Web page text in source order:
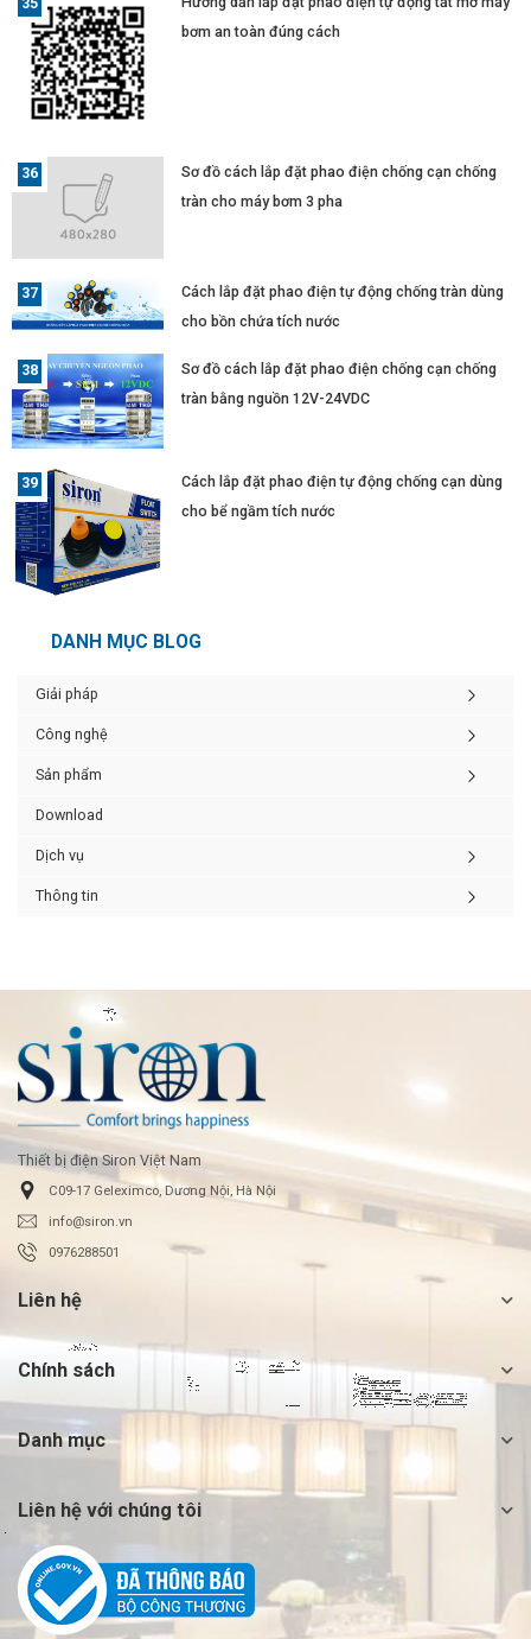
bơm an toàn đúng cách
Sơ đồ cách lắp đặt phao điện chống cạn chống
tràn cho máy bơm 3 pha
Cách lắp đặt phao điện tự động chống tràn dùng
cho bồn chứa tích nước
Sơ đồ cách lắp đặt phao điện chống cạn chống
tràn bằng nguồn 12V-24VDC
Cách lắp đặt phao điện tự động chống cạn dùng
cho bể ngầm tích nước
DANH MỤC BLOG
Giải pháp
Công nghệ
Sản phẩm
Download
Dịch vụ
Thông tin
Thiết bị điện Siron Việt Nam
C09-17 Geleximco, Dương Nội, Hà Nội
info@siron.vn
0976288501
Liên hệ
Chính sách
Danh mục
Liên hệ với chúng tôi